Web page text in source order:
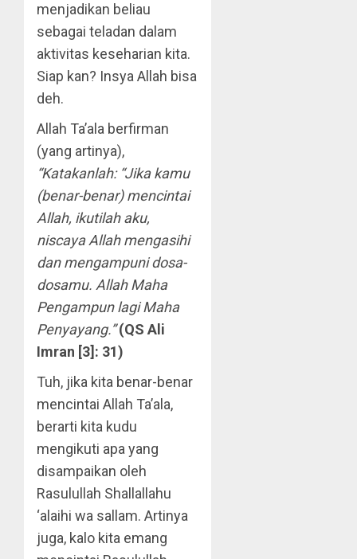
menjadikan beliau
sebagai teladan dalam
aktivitas keseharian kita.
Siap kan? Insya Allah bisa
deh.
Allah Ta’ala berfirman
(yang artinya),
“Katakanlah: “Jika kamu
(benar-benar) mencintai
Allah, ikutilah aku,
niscaya Allah mengasihi
dan mengampuni dosa-
dosamu. Allah Maha
Pengampun lagi Maha
Penyayang.” (QS Ali
Imran [3]: 31)
Tuh, jika kita benar-benar
mencintai Allah Ta’ala,
berarti kita kudu
mengikuti apa yang
disampaikan oleh
Rasulullah Shallallahu
‘alaihi wa sallam. Artinya
juga, kalo kita emang